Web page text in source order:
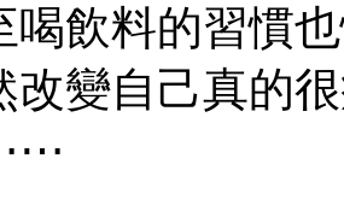
喝飲料的習慣
改變自己真的